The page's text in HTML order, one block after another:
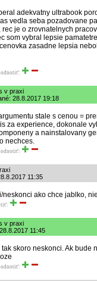
adekvatny ultrabook
vedla seba pozadovane
rec je o zrovnatelnych
som vybral lepsie
zasadne lepsia
v praxi
28.8.2017 19:18
stale s cenou =
za experience, dokonale
a nainstalovany
nechces.
11:35
neskonci ako chce jablko,
v praxi
11:45
tak skoro neskonci. Ak